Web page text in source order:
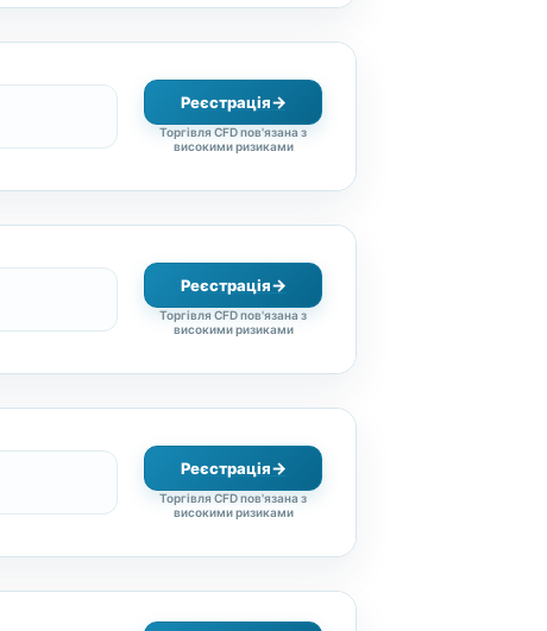
Торгівля CFD пов'язана з
високими ризиками
Реєстрація
Торгівля CFD пов'язана з
високими ризиками
Реєстрація
Торгівля CFD пов'язана з
високими ризиками
Реєстрація